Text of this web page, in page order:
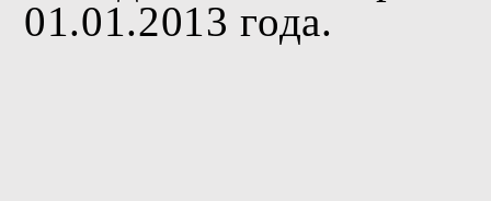
01.01.2013 года.